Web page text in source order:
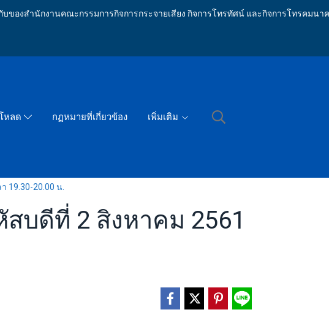
ของสำนักงานคณะกรรมการกิจการกระจายเสียง กิจการโทรทัศน์ และกิจการโทรคมนา
หลด กฏหมายที่เกี่ยวข้อง เพิ่มเติม
19.30-20.00 น.
บดีที่ 2 สิงหาคม 2561